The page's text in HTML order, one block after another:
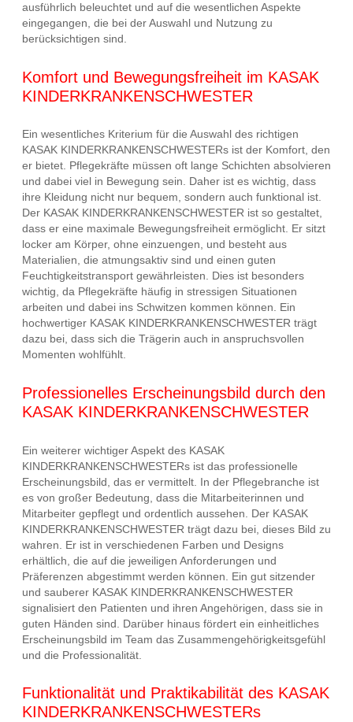
ausführlich beleuchtet und auf die wesentlichen Aspekte
eingegangen, die bei der Auswahl und Nutzung zu
berücksichtigen sind.
Komfort und Bewegungsfreiheit im KASAK
KINDERKRANKENSCHWESTER
Ein wesentliches Kriterium für die Auswahl des richtigen
KASAK KINDERKRANKENSCHWESTERs ist der Komfort, den
er bietet. Pflegekräfte müssen oft lange Schichten absolvieren
und dabei viel in Bewegung sein. Daher ist es wichtig, dass
ihre Kleidung nicht nur bequem, sondern auch funktional ist.
Der KASAK KINDERKRANKENSCHWESTER ist so gestaltet,
dass er eine maximale Bewegungsfreiheit ermöglicht. Er sitzt
locker am Körper, ohne einzuengen, und besteht aus
Materialien, die atmungsaktiv sind und einen guten
Feuchtigkeitstransport gewährleisten. Dies ist besonders
wichtig, da Pflegekräfte häufig in stressigen Situationen
arbeiten und dabei ins Schwitzen kommen können. Ein
hochwertiger KASAK KINDERKRANKENSCHWESTER trägt
dazu bei, dass sich die Trägerin auch in anspruchsvollen
Momenten wohlfühlt.
Professionelles Erscheinungsbild durch den
KASAK KINDERKRANKENSCHWESTER
Ein weiterer wichtiger Aspekt des KASAK
KINDERKRANKENSCHWESTERs ist das professionelle
Erscheinungsbild, das er vermittelt. In der Pflegebranche ist
es von großer Bedeutung, dass die Mitarbeiterinnen und
Mitarbeiter gepflegt und ordentlich aussehen. Der KASAK
KINDERKRANKENSCHWESTER trägt dazu bei, dieses Bild zu
wahren. Er ist in verschiedenen Farben und Designs
erhältlich, die auf die jeweiligen Anforderungen und
Präferenzen abgestimmt werden können. Ein gut sitzender
und sauberer KASAK KINDERKRANKENSCHWESTER
signalisiert den Patienten und ihren Angehörigen, dass sie in
guten Händen sind. Darüber hinaus fördert ein einheitliches
Erscheinungsbild im Team das Zusammengehörigkeitsgefühl
und die Professionalität.
Funktionalität und Praktikabilität des KASAK
KINDERKRANKENSCHWESTERs